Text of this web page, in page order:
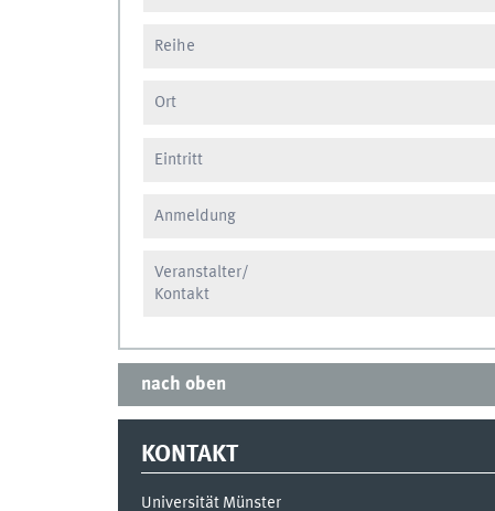
Reihe
Ort
Eintritt
Anmeldung
Veranstalter/
Kontakt
nach oben
KONTAKT
Universität Münster